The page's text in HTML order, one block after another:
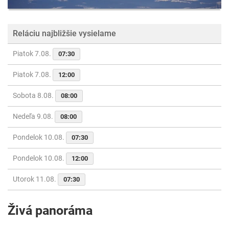
Reláciu najbližšie vysielame
Piatok 7.08. 07:30
Piatok 7.08. 12:00
Sobota 8.08. 08:00
Nedeľa 9.08. 08:00
Pondelok 10.08. 07:30
Pondelok 10.08. 12:00
Utorok 11.08. 07:30
Živá panoráma